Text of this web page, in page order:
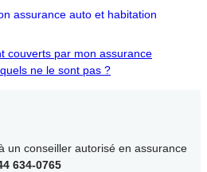
assurance auto et habitation
couverts par mon assurance
ne le sont pas ?
un conseiller autorisé en assurance
634-0765